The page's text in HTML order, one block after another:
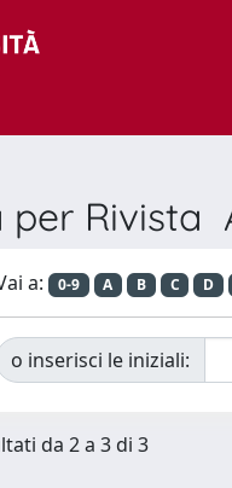
Rivista
a: 0-9 A B C D
o inserisci le iniziali:
da 2 a 3 di 3